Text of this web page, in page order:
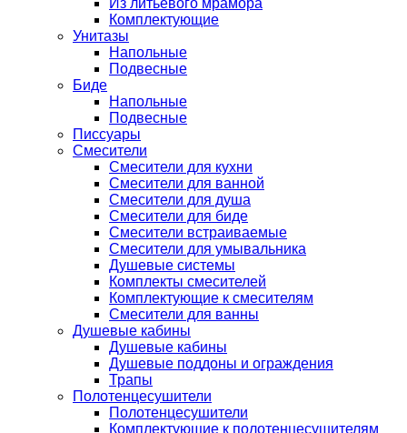
Из литьевого мрамора
Комплектующие
Унитазы
Напольные
Подвесные
Биде
Напольные
Подвесные
Писсуары
Смесители
Смесители для кухни
Смесители для ванной
Смесители для душа
Смесители для биде
Смесители встраиваемые
Смесители для умывальника
Душевые системы
Комплекты смесителей
Комплектующие к смесителям
Смесители для ванны
Душевые кабины
Душевые кабины
Душевые поддоны и ограждения
Трапы
Полотенцесушители
Полотенцесушители
Комплектующие к полотенцесушителям